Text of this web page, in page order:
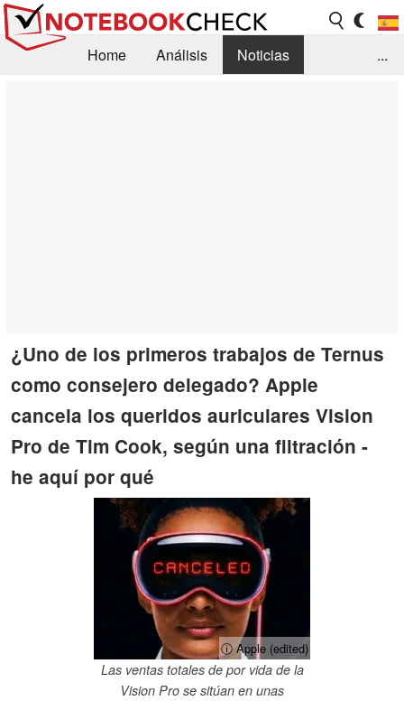
Home Análisis
Noticias
...
¿Uno de los primeros trabajos de Ternus
como consejero delegado? Apple
cancela los queridos auriculares Vision
Pro de Tim Cook, según una filtración -
he aquí por qué
ⓘ Apple (edited)
Las ventas totales de por vida de la
Vision Pro se sitúan en unas